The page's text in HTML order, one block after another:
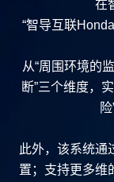
在
“智导互联
从“周围环境的
断”三个维度，
此外，该系统通
置；支持更多维